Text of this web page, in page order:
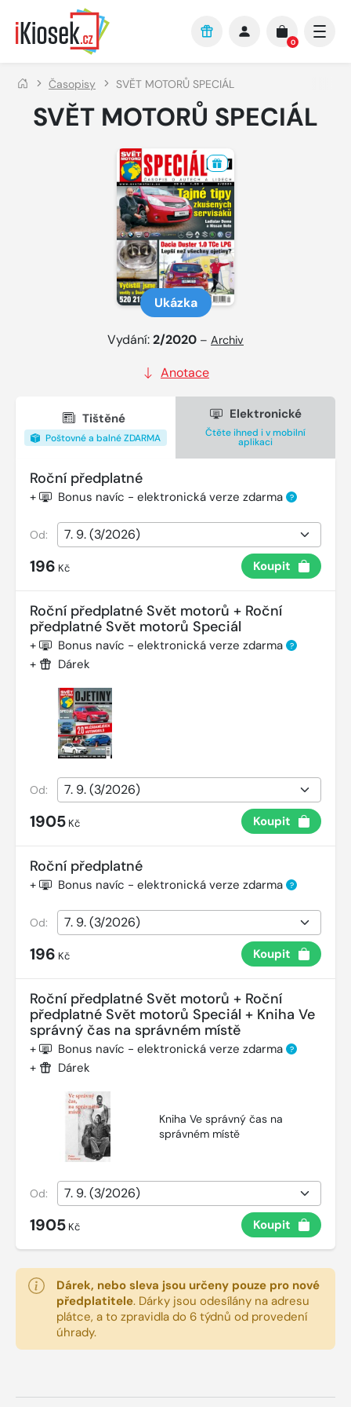
Přejít na hlavní obsah
0
Časopisy SVĚT MOTORŮ SPECIÁL
SVĚT MOTORŮ SPECIÁL
Ukázka
Vydání:2/2020 – Archiv
Anotace
Tištěné
Poštovné a balné ZDARMA
Elektronické
Čtěte ihned i v mobilní
aplikaci
Roční předplatné
+ Bonus navíc - elektronická verze zdarma ?
Od:
196 Kč Koupit
Roční předplatné Svět motorů + Roční
předplatné Svět motorů Speciál
+ Bonus navíc - elektronická verze zdarma ?
+ Dárek
Od:
1905 Kč Koupit
Roční předplatné
+ Bonus navíc - elektronická verze zdarma ?
Od:
196 Kč Koupit
Roční předplatné Svět motorů + Roční
předplatné Svět motorů Speciál + Kniha Ve
správný čas na správném místě
+ Bonus navíc - elektronická verze zdarma ?
+ Dárek
Kniha Ve správný čas na
správném místě
Od:
1905 Kč Koupit
Dárek, nebo sleva jsou určeny pouze pro nové
předplatitele. Dárky jsou odesílány na adresu
plátce, a to zpravidla do 6 týdnů od provedení
úhrady.